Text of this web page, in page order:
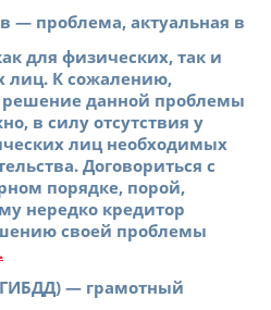
— проблема, актуальная в
для физических, так и
лиц. К сожалению,
решение данной проблемы
в силу отсутствия у
лиц необходимых
Договориться с
порядке, порой,
нередко кредитор
своей проблемы
.
— грамотный